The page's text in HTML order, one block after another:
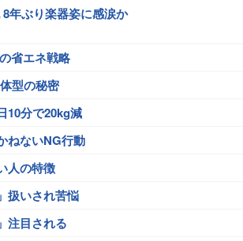
年ぶり楽器姿に感涙か
省エネ戦略
型の秘密
10分で20kg減
ねないNG行動
人の特徴
扱いされ苦悩
注目される